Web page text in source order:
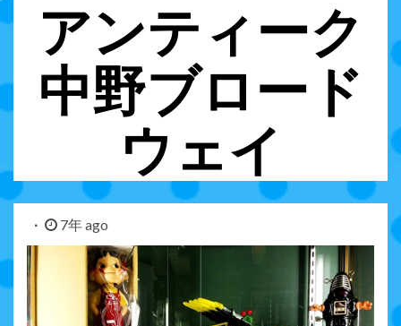
アンティーク
中野ブロード
ウェイ
7年 ago